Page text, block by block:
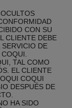
CON SU
CLIENTE DEBE
DE
TAL COMO
EL CLIENTE
COQUI
DESPUÉS DE
HA SIDO